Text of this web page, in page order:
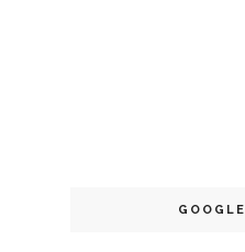
GOOGLE